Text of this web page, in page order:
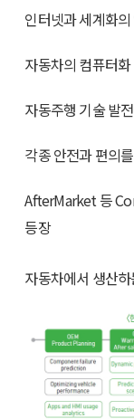
인터넷과 세계화
자동차의 컴퓨터화
자동주행 기술 발
각종 안전과 편의
AfterMarket 등
등장
자동차에서 생산